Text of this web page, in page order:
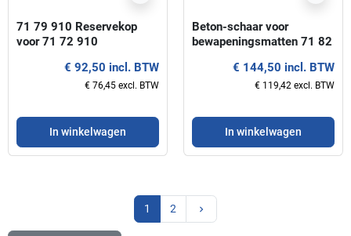
71 79 910 Reservekop
voor 71 72 910
€ 92,50 incl. BTW
€ 76,45 excl. BTW
In winkelwagen
Beton-schaar voor
bewapeningsmatten 71 82
€ 144,50 incl. BTW
€ 119,42 excl. BTW
In winkelwagen
1 2 keyboard_arrow_right